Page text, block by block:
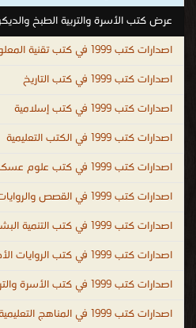
عرض كتب الأسرة والتربية الطبخ
اصدارات كتب 1999 في كتب تقنية المعلومات
اصدارات كتب 1999 في كتب التاريخ
اصدارات كتب 1999 في كتب إسلامية
اصدارات كتب 1999 في الكتب التعليمية
اصدارات كتب 1999 في كتب علوم عسكرية و قانون دولي
اصدارات كتب 1999 في القصص والروايات والمجلّات
اصدارات كتب 1999 في كتب التنمية البشرية
اصدارات كتب 1999 في كتب الروايات الأجنبية والعالمية
اصدارات كتب 1999 في كتب الأسرة والتربية الطبخ والديكور
اصدارات كتب 1999 في المناهج التعليمية والكتب الدراسية